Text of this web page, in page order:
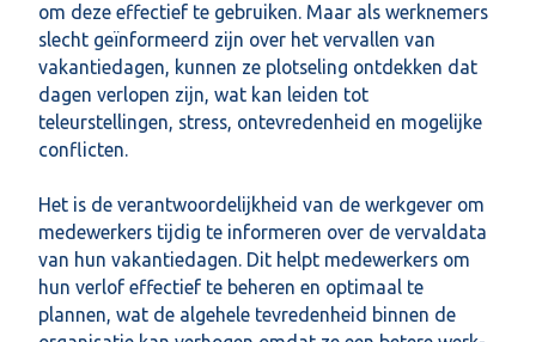
om deze effectief te gebruiken. Maar als werknemers
slecht geïnformeerd zijn over het vervallen van
vakantiedagen, kunnen ze plotseling ontdekken dat
dagen verlopen zijn, wat kan leiden tot
teleurstellingen, stress, ontevredenheid en mogelijke
conflicten.
Het is de verantwoordelijkheid van de werkgever om
medewerkers tijdig te informeren over de vervaldata
van hun vakantiedagen. Dit helpt medewerkers om
hun verlof effectief te beheren en optimaal te
plannen, wat de algehele tevredenheid binnen de